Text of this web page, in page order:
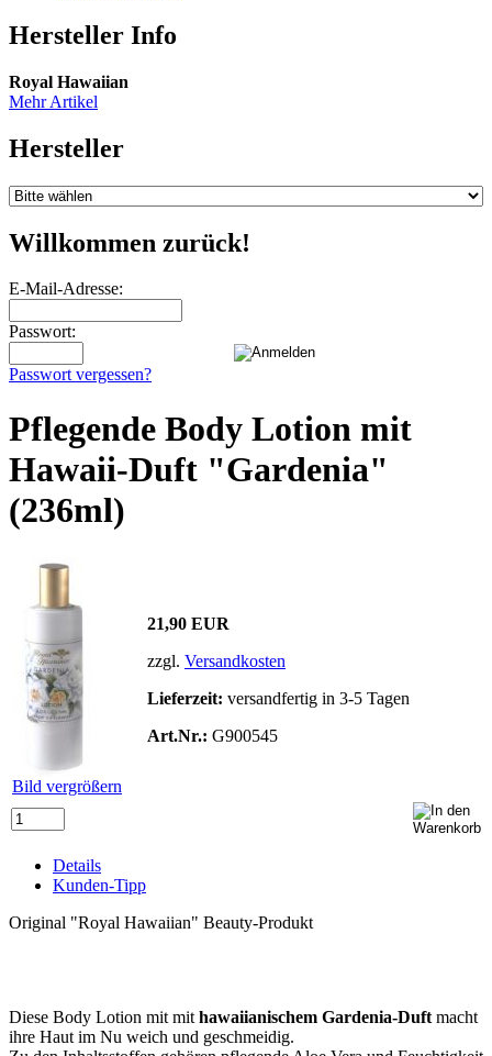
Hersteller Info
Royal Hawaiian
Mehr Artikel
Hersteller
Willkommen zurück!
E-Mail-Adresse:
Passwort:
Passwort vergessen?
Pflegende Body Lotion mit
Hawaii-Duft "Gardenia"
(236ml)
Bild vergrößern
21,90 EUR
zzgl. Versandkosten
Lieferzeit: versandfertig in 3-5 Tagen
Art.Nr.: G900545
Details
Kunden-Tipp
Original "Royal Hawaiian" Beauty-Produkt
Diese Body Lotion mit mit hawaiianischem Gardenia-Duft macht
ihre Haut im Nu weich und geschmeidig.